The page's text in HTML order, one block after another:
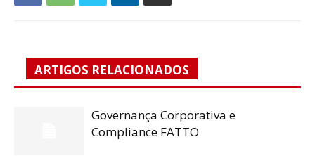
ARTIGOS RELACIONADOS
Governança Corporativa e
Compliance FATTO